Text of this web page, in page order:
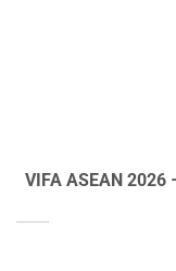
VIFA ASEAN 2026